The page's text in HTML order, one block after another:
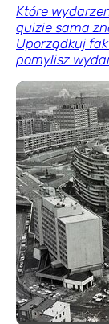
Które
quizie sama
Uporządkuj
pomylisz